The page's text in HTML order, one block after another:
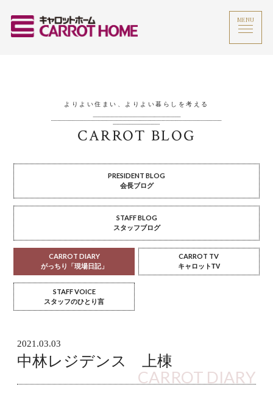
MENU
よりよい住まい、よりよい暮らしを考える
CARROT BLOG
PRESIDENT BLOG
会長ブログ
STAFF BLOG
スタッフブログ
CARROT DIARY
がっちり「現場日記」
CARROT TV
キャロットTV
STAFF VOICE
スタッフのひとり言
2021.03.03
中林レジデンス 上棟
CARROT DIARY